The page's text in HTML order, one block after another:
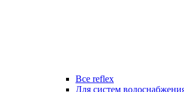
Все reflex
Для систем